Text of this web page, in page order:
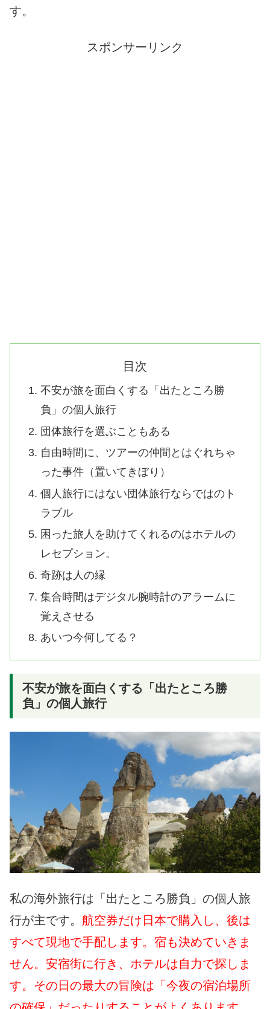
す。
スポンサーリンク
目次
不安が旅を面白くする「出たところ勝
負」の個人旅行
団体旅行を選ぶこともある
自由時間に、ツアーの仲間とはぐれちゃ
った事件（置いてきぼり）
個人旅行にはない団体旅行ならではのト
ラブル
困った旅人を助けてくれるのはホテルの
レセプション。
奇跡は人の縁
集合時間はデジタル腕時計のアラームに
覚えさせる
あいつ今何してる？
不安が旅を面白くする「出たところ勝
負」の個人旅行
私の海外旅行は「出たところ勝負」の個人旅
行が主です。 航空券だけ日本で購入し、後は
すべて現地で手配します。宿も決めていきま
せん。安宿街に行き、ホテルは自力で探しま
す。その日の最大の冒険は「今夜の宿泊場所